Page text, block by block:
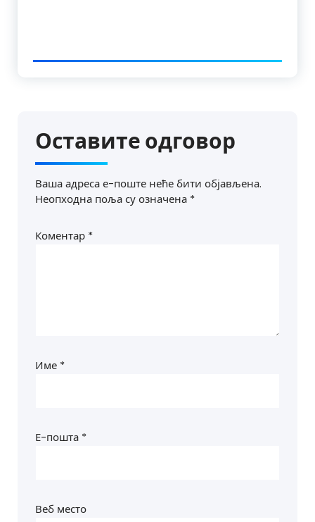
Оставите одговор
Ваша адреса е-поште неће бити објављена.
Неопходна поља су означена *
Коментар *
Име *
Е-пошта *
Веб место